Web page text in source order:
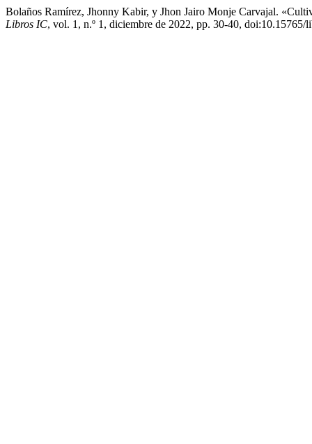
Bolaños Ramírez, Jhonny Kabir, y Jhon Jairo Monje Carvajal.
Libros IC, vol. 1, n.º 1, diciembre de 2022, pp. 30-40, doi:10.15765/